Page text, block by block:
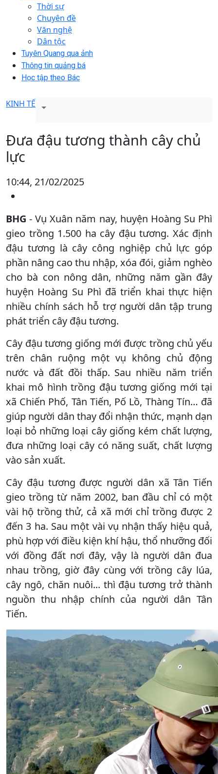
Thời sự
Chuyên đề
Văn nghệ
Dân tộc
Tuyên Quang qua ảnh
Thông tin quảng bá
Học tập theo Bác
KINH TẾ
Đưa đậu tương thành cây chủ
lực
10:44, 21/02/2025
BHG - Vụ Xuân năm nay, huyện Hoàng Su Phì
gieo trồng 1.500 ha cây đậu tương. Xác định
đậu tương là cây công nghiệp chủ lực góp
phần nâng cao thu nhập, xóa đói, giảm nghèo
cho bà con nông dân, những năm gần đây
huyện Hoàng Su Phì đã triển khai thực hiện
nhiều chính sách hỗ trợ người dân tập trung
phát triển cây đậu tương.
Cây đậu tương giống mới được trồng chủ yếu
trên chân ruộng một vụ không chủ động
nước và đất đồi thấp. Sau nhiều năm triển
khai mô hình trồng đậu tương giống mới tại
xã Chiến Phố, Tân Tiến, Pố Lồ, Thàng Tín… đã
giúp người dân thay đổi nhận thức, mạnh dạn
loại bỏ những loại cây giống kém chất lượng,
đưa những loại cây có năng suất, chất lượng
vào sản xuất.
Cây đậu tương được người dân xã Tân Tiến
gieo trồng từ năm 2002, ban đầu chỉ có một
vài hộ trồng thử, cả xã mới chỉ trồng được 2
đến 3 ha. Sau một vài vụ nhận thấy hiệu quả,
phù hợp với điều kiện khí hậu, thổ nhưỡng đối
với đồng đất nơi đây, vậy là người dân đua
nhau trồng, giờ đây cùng với trồng cây lúa,
cây ngô, chăn nuôi... thì đậu tương trở thành
nguồn thu nhập chính của người dân Tân
Tiến.